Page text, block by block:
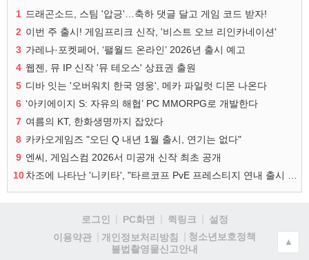
1 드래곤소드, 스팀 '압긍'…축하 댓글 달고 게임 코드 받자!
2 이번 주 출시! 게임프리크 신작, '비스트 오브 리인카네이션'
3 가레나·포켓페어, ‘팰월드 온라인’ 2026년 출시 예고
4 웹젠, 뮤 IP 신작 '뮤 테오스' 상표권 출원
5 디바 잇는 '오버워치 한국 영웅', 메카 파일럿 디몬 나온다
6 ‘아키에이지 S: 자유의 해협’ PC MMORPG로 개발한다
7 여름의 KT, 한화생명까지 잡았다
8 카카오게임즈 "오딘 Q 내년 1월 출시, 연기는 없다"
9 엔씨, 게임스컴 2026서 미공개 신작 최초 공개
10
로그인 PC화면 퀵링크
설정
이용약관
개인정보처리방침
청소년보호정책
불법촬영물신고안내
▲